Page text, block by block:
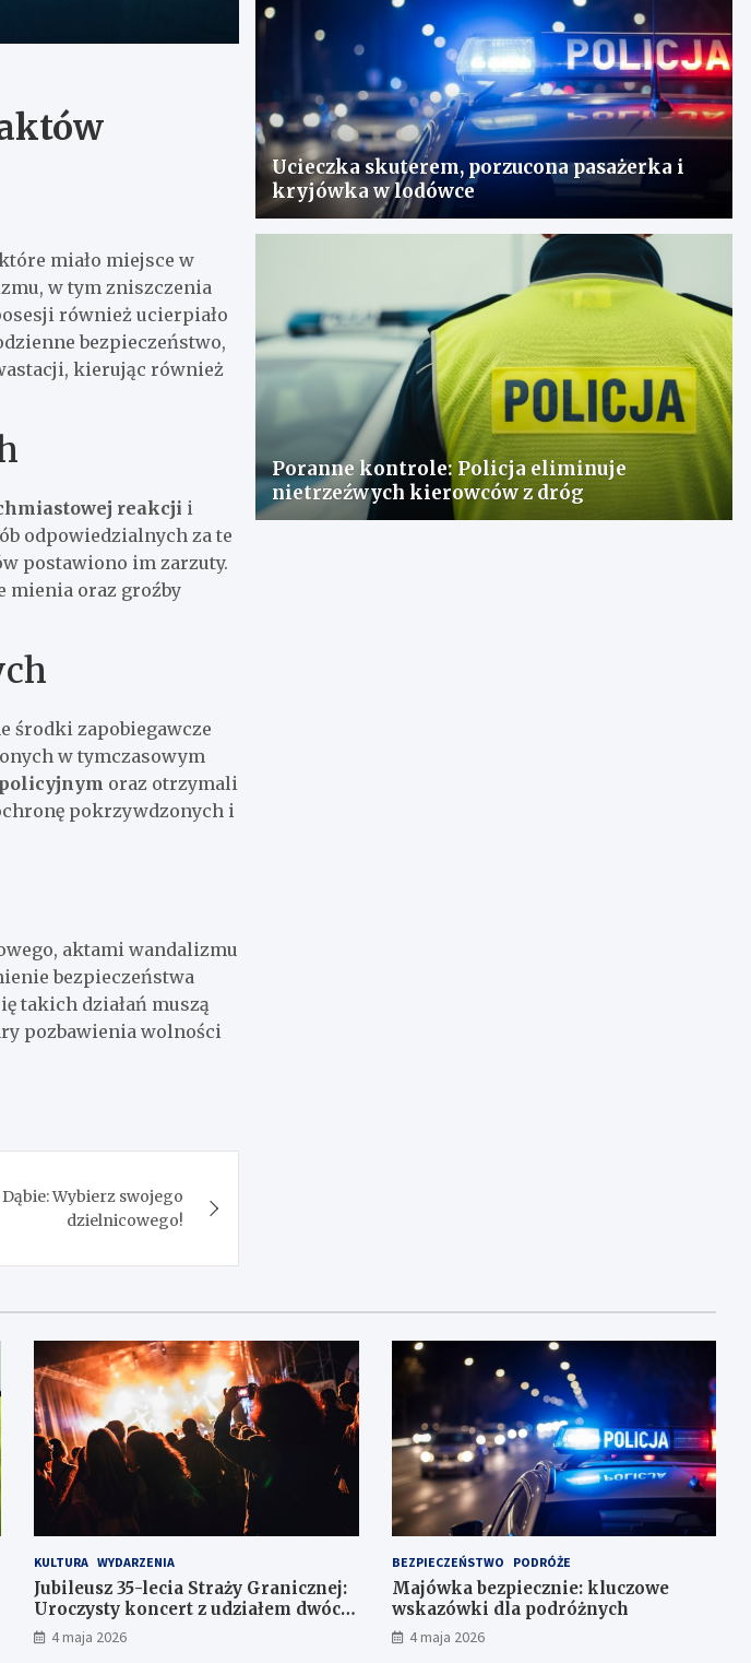
miało miejsce w
w tym zniszczenia
również ucierpiało
bezpieczeństwo,
kierując również
reakcji i
odpowiedzialnych za te
postawiono im zarzuty.
mienia oraz groźby
środki zapobiegawcze
w tymczasowym
oraz otrzymali
pokrzywdzonych i
aktami wandalizmu
bezpieczeństwa
takich działań muszą
pozbawienia wolności
Wybierz swojego
dzielnicowego!
Ucieczka skuterem, porzucona pasażerka i
kryjówka w lodówce
Poranne kontrole: Policja eliminuje
nietrzeźwych kierowców z dróg
KULTURA WYDARZENIA
Jubileusz 35-lecia Straży Granicznej:
Uroczysty koncert z udziałem dwóch
orkiestr
4 maja 2026
BEZPIECZEŃSTWO PODRÓŻE
Majówka bezpiecznie: kluczowe
wskazówki dla podróżnych
4 maja 2026